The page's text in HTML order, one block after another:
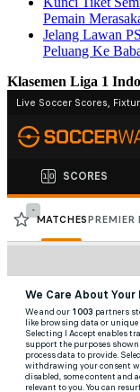
Pemain
Jelang Lawan
Peluang Ke
Klasemen Liga 1